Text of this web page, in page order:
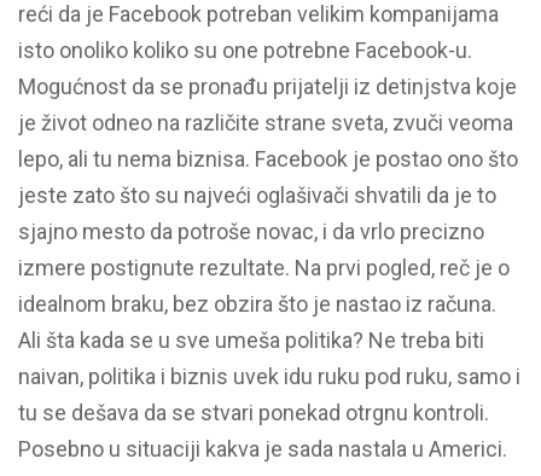
reći da je Facebook potreban velikim kompanijama
isto onoliko koliko su one potrebne Facebook-u.
Mogućnost da se pronađu prijatelji iz detinjstva koje
je život odneo na različite strane sveta, zvuči veoma
lepo, ali tu nema biznisa. Facebook je postao ono što
jeste zato što su najveći oglašivači shvatili da je to
sjajno mesto da potroše novac, i da vrlo precizno
izmere postignute rezultate. Na prvi pogled, reč je o
idealnom braku, bez obzira što je nastao iz računa.
Ali šta kada se u sve umeša politika? Ne treba biti
naivan, politika i biznis uvek idu ruku pod ruku, samo i
tu se dešava da se stvari ponekad otrgnu kontroli.
Posebno u situaciji kakva je sada nastala u Americi.